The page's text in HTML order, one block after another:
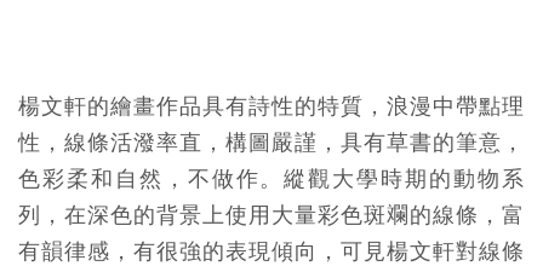
楊文軒的繪畫作品具有詩性的特質，浪漫中帶點理
性，線條活潑率直，構圖嚴謹，具有草書的筆意，
色彩柔和自然，不做作。縱觀大學時期的動物系
列，在深色的背景上使用大量彩色斑斕的線條，富
有韻律感，有很強的表現傾向，可見楊文軒對線條